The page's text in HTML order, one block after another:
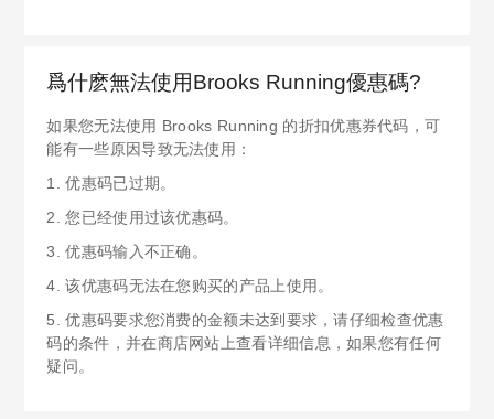
爲什麽無法使用Brooks Running優惠碼?
如果您无法使用 Brooks Running 的折扣优惠券代码，可
能有一些原因导致无法使用：
1. 优惠码已过期。
2. 您已经使用过该优惠码。
3. 优惠码输入不正确。
4. 该优惠码无法在您购买的产品上使用。
5. 优惠码要求您消费的金额未达到要求，请仔细检查优惠
码的条件，并在商店网站上查看详细信息，如果您有任何
疑问。